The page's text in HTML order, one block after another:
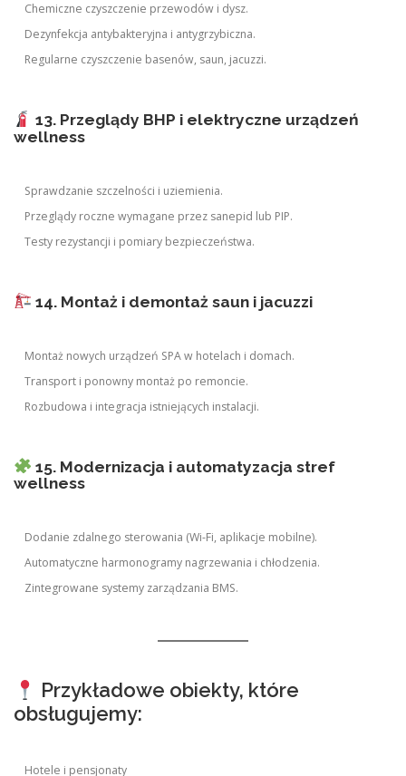
Chemiczne czyszczenie przewodów i dysz.
Dezynfekcja antybakteryjna i antygrzybiczna.
Regularne czyszczenie basenów, saun, jacuzzi.
13. Przeglądy BHP i elektryczne urządzeń
wellness
Sprawdzanie szczelności i uziemienia.
Przeglądy roczne wymagane przez sanepid lub PIP.
Testy rezystancji i pomiary bezpieczeństwa.
14. Montaż i demontaż saun i jacuzzi
Montaż nowych urządzeń SPA w hotelach i domach.
Transport i ponowny montaż po remoncie.
Rozbudowa i integracja istniejących instalacji.
15. Modernizacja i automatyzacja stref
wellness
Dodanie zdalnego sterowania (Wi-Fi, aplikacje mobilne).
Automatyczne harmonogramy nagrzewania i chłodzenia.
Zintegrowane systemy zarządzania BMS.
Przykładowe obiekty, które
obsługujemy:
Hotele i pensjonaty